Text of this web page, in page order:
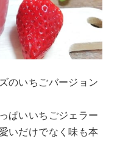
のいちごバージョン
ぱいいちごジェラー
いだけでなく味も本